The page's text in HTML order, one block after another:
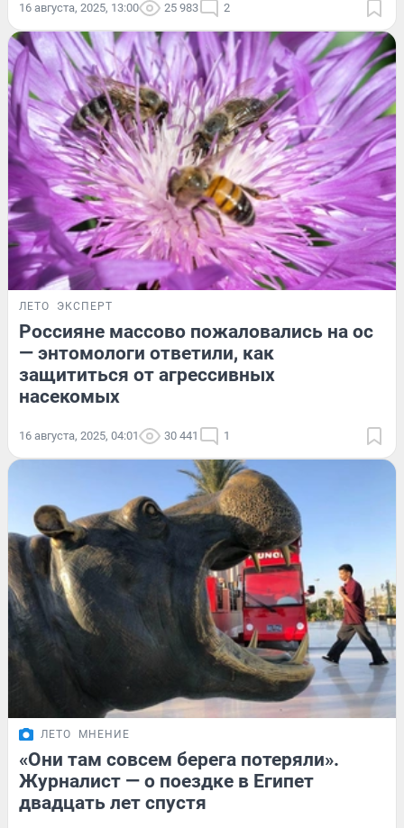
16 августа, 2025, 13:00 25 983 2
ЛЕТО ЭКСПЕРТ
Россияне массово пожаловались на ос
— энтомологи ответили, как
защититься от агрессивных
насекомых
16 августа, 2025, 04:01 30 441 1
ЛЕТО МНЕНИЕ
«Они там совсем берега потеряли».
Журналист — о поездке в Египет
двадцать лет спустя